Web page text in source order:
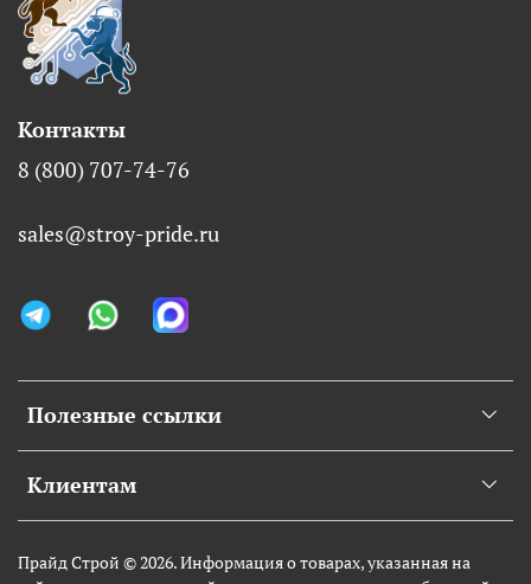
Полезные ссылки
Клиентам
Контакты
8 (800) 707-74-76
sales@stroy-pride.ru
Прайд Строй © 2026. Информация о товарах, указанная на